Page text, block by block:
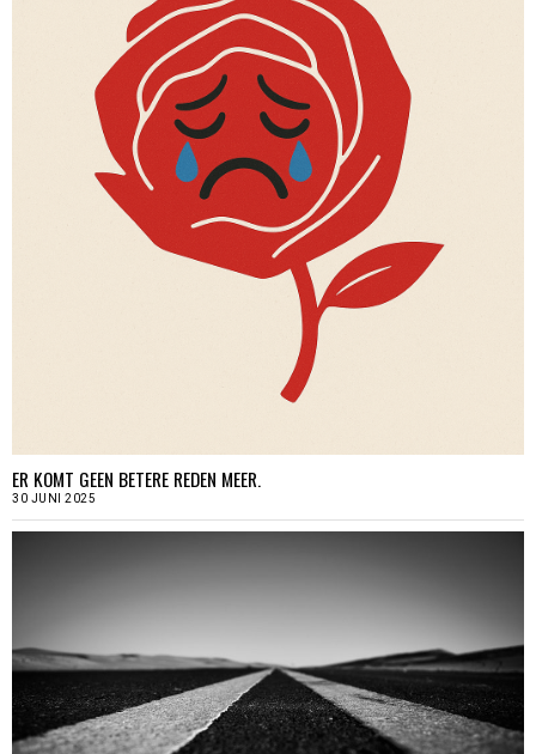
ER KOMT GEEN BETERE REDEN MEER.
30 JUNI 2025